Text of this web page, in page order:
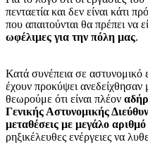
πενταετία και δεν είναι κάτι
που απαιτούνται θα πρέπει να
ωφέλιμες για την πόλη μας.
Κατά συνέπεια σε αστυνομικό
έχουν προκύψει ανεδείχθησαν
θεωρούμε ότι είναι πλέον
Γενικής Αστυνομικής
μεταθέσεις με μεγάλο
ρηξικέλευθες ενέργειες να